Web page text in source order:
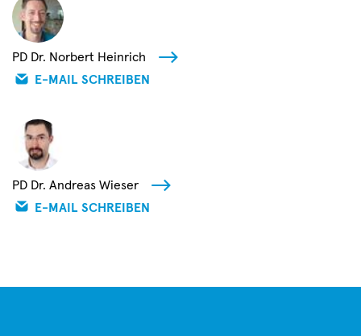
PD Dr. Norbert Heinrich
E-MAIL SCHREIBEN
PD Dr. Andreas Wieser
E-MAIL SCHREIBEN